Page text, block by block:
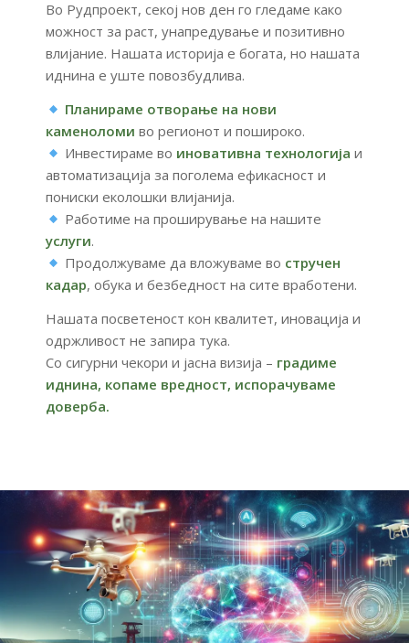
Во Рудпроект, секој нов ден го гледаме како
можност за раст, унапредување и позитивно
влијание. Нашата историја е богата, но нашата
иднина е уште повозбудлива.
Планираме отворање на нови
каменоломи во регионот и пошироко.
Инвестирамево иновативна технологија и
автоматизација за поголема ефикасност и
пониски еколошки влијанија.
Работименапроширувањенанашите
услуги.
Продолжувамедавложувамево стручен
кадар, обука и безбедност на сите вработени.
Нашата посветеност кон квалитет, иновација и
одржливост не запира тука.
Со сигурни чекори и јасна визија – градиме
иднина, копаме вредност, испорачуваме
доверба.